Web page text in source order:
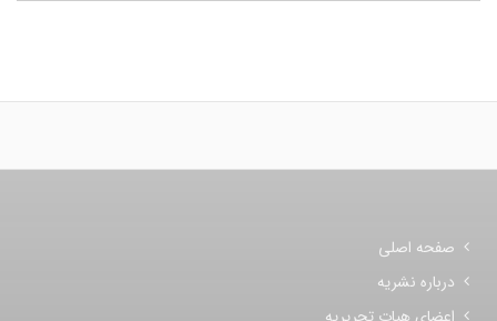
صفحه اصلی
درباره نشریه